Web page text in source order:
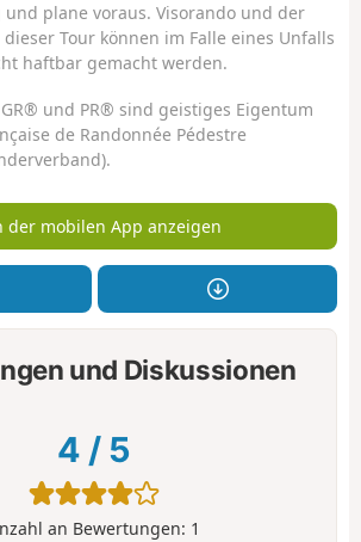
und plane voraus. Visorando und der
Tour können im Falle eines Unfalls
haftbar gemacht werden.
und PR® sind geistiges Eigentum
de Randonnée Pédestre
der mobilen App anzeigen
und Diskussionen
4 / 5
an Bewertungen: 1